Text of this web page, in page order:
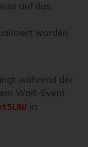
auf das
worden
während der
Wait-Event
in